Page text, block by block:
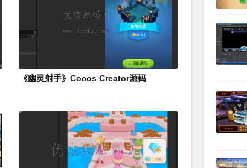
《幽灵射手》Cocos Creator源码